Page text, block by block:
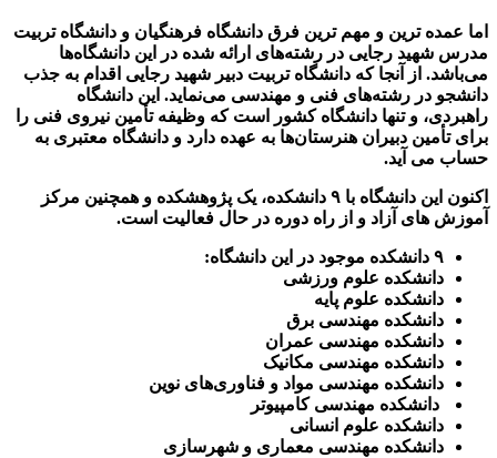
اما عمده ترین و مهم ترین فرق دانشگاه فرهنگیان و دانشگاه تربیت
مدرس شهید رجایی در رشته‌های ارائه شده در این دانشگاه‌ها
می‌باشد. از آنجا که دانشگاه تربیت دبیر شهید رجایی اقدام به جذب
دانشجو در رشته‌های فنی و مهندسی می‌نماید. این دانشگاه
راهبردی، و تنها دانشگاه کشور است که وظیفه تأمین نیروی فنی را
برای تأمین دبیران هنرستان‌ها به عهده دارد و دانشگاه معتبری به
حساب می آید.
اکنون این دانشگاه با ۹ دانشکده، یک پژوهشکده و همچنین مرکز
آموزش های آزاد و از راه دوره در حال فعالیت است.
۹ دانشکده موجود در این دانشگاه:
دانشکده علوم ورزشی
دانشکده علوم پایه
دانشکده مهندسی برق
دانشکده مهندسی عمران
دانشکده مهندسی مکانیک
دانشکده مهندسی مواد و فناوری‌های نوین
دانشکده مهندسی کامپیوتر
دانشکده علوم انسانی
دانشکده مهندسی معماری و شهرسازی